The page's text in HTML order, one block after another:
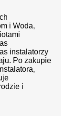
i Woda,
instalatorzy
Po zakupie
i